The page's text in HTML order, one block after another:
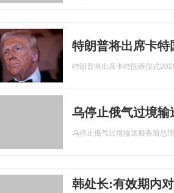
特朗普将出席卡
特朗普将出席卡特国葬仪式
乌停止俄气过境
乌停止俄气过境输送服务斯总
韩处长:有效期内